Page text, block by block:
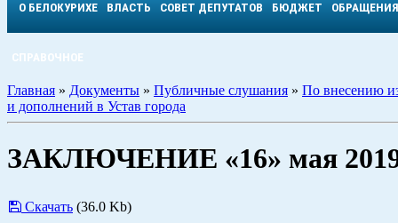
О БЕЛОКУРИХЕ ВЛАСТЬ СОВЕТ ДЕПУТАТОВ БЮДЖЕТ ОБРАЩЕНИЯ
СПРАВОЧНОЕ
Главная » Документы » Публичные слушания » По внесению
и дополнений в Устав города
ЗАКЛЮЧЕНИЕ «16» мая 2019
Скачать (36.0 Kb)